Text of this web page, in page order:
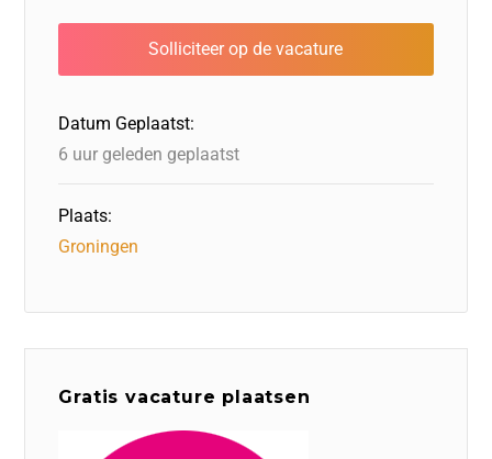
Datum Geplaatst:
6 uur geleden geplaatst
Plaats:
Groningen
Gratis vacature plaatsen